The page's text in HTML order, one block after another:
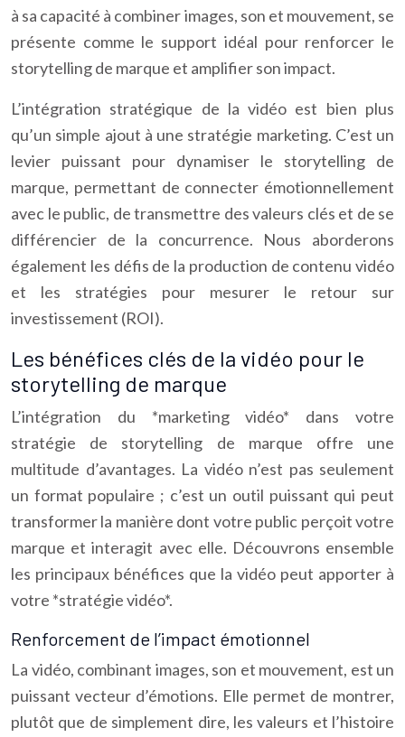
à sa capacité à combiner images, son et mouvement, se
présente comme le support idéal pour renforcer le
storytelling de marque et amplifier son impact.
L’intégration stratégique de la vidéo est bien plus
qu’un simple ajout à une stratégie marketing. C’est un
levier puissant pour dynamiser le storytelling de
marque, permettant de connecter émotionnellement
avec le public, de transmettre des valeurs clés et de se
différencier de la concurrence. Nous aborderons
également les défis de la production de contenu vidéo
et les stratégies pour mesurer le retour sur
investissement (ROI).
Les bénéfices clés de la vidéo pour le
storytelling de marque
L’intégration du *marketing vidéo* dans votre
stratégie de storytelling de marque offre une
multitude d’avantages. La vidéo n’est pas seulement
un format populaire ; c’est un outil puissant qui peut
transformer la manière dont votre public perçoit votre
marque et interagit avec elle. Découvrons ensemble
les principaux bénéfices que la vidéo peut apporter à
votre *stratégie vidéo*.
Renforcement de l’impact émotionnel
La vidéo, combinant images, son et mouvement, est un
puissant vecteur d’émotions. Elle permet de montrer,
plutôt que de simplement dire, les valeurs et l’histoire